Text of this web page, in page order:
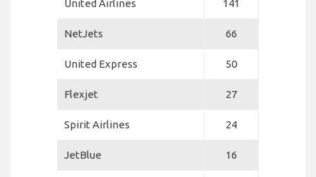
United Airlines 141
NetJets 66
United Express 50
Flexjet 27
Spirit Airlines 24
JetBlue 16